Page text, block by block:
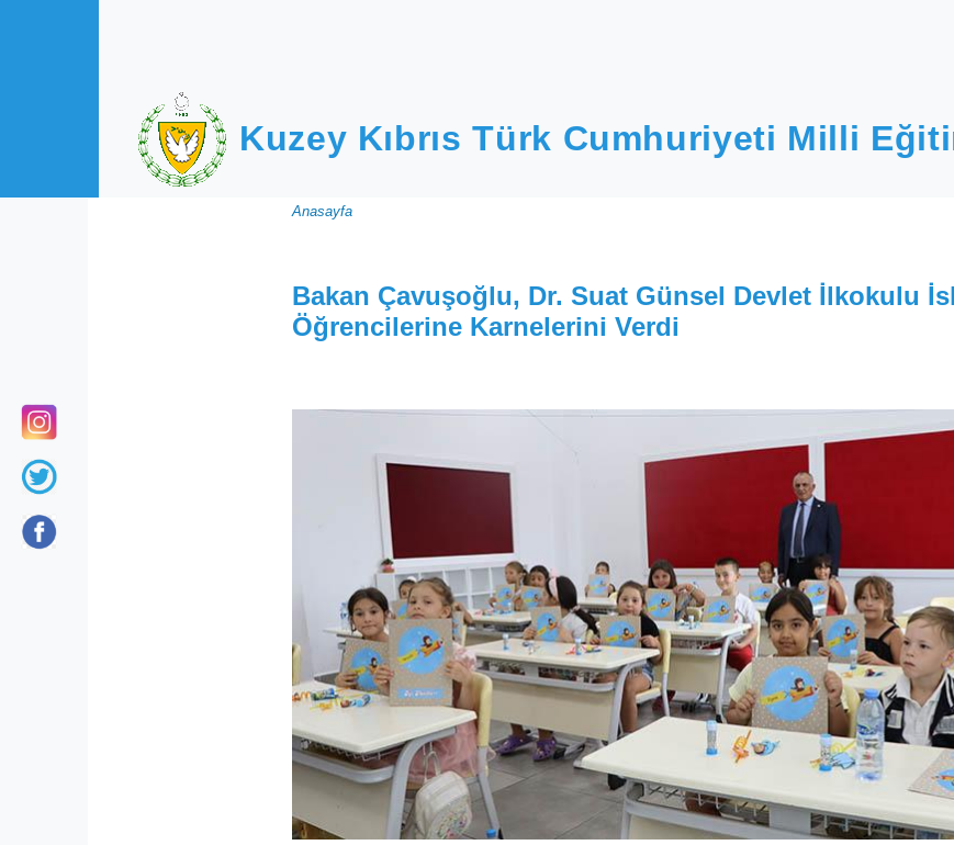
Kuzey Kıbrıs Türk Cumhuriyeti Milli
Sayfa
yolu
Anasayfa
Bakan Çavuşoğlu, Dr. Suat Günsel Devlet İlkokulu
Öğrencilerine Karnelerini Verdi